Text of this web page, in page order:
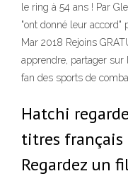
le ring à 54 ans ! Par
"ont donné leur accord"
Mar 2018 Rejoins
apprendre, partager
fan des sports de
Hatchi
titres
Regardez un